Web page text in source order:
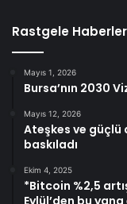
Rastgele Haberler
Mayıs 1, 2026
Bursa’nın 2030
Mayıs 12, 2026
Ateşkes ve güçlü
baskıladı
Ekim 4, 2025
*Bitcoin %2,5
Eylül’den bu